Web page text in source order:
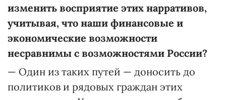
изменить восприятие этих нарративов,
учитывая, что наши финансовые и
экономические возможности
несравнимы с возможностями России?
— Один из таких путей — доносить до
политиков и рядовых граждан этих